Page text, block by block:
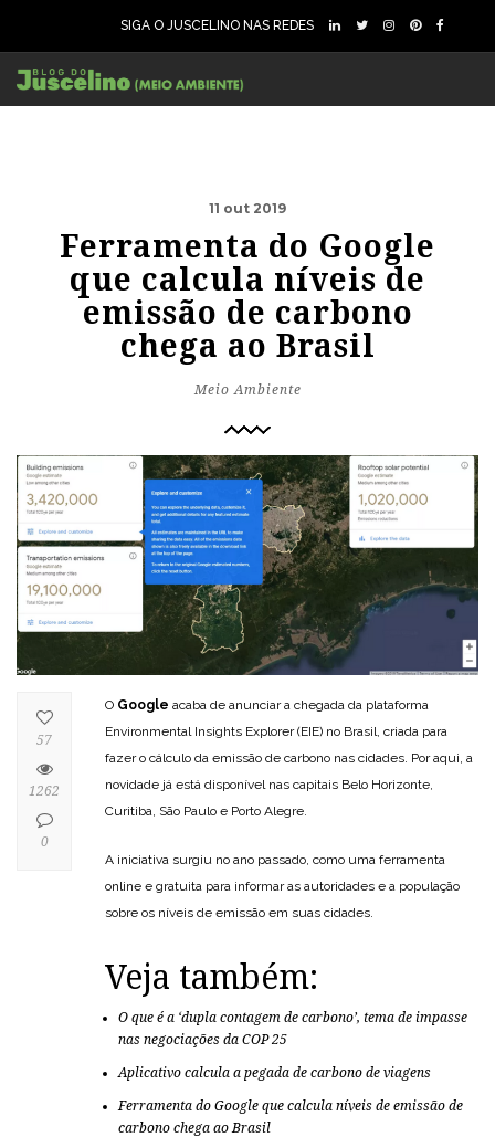
SIGA O JUSCELINO NAS REDES
11 out 2019
Ferramenta do Google
que calcula níveis de
emissão de carbono
chega ao Brasil
Meio Ambiente
O Google acaba de anunciar a chegada da plataforma
Environmental Insights Explorer (EIE) no Brasil, criada para
fazer o cálculo da emissão de carbono nas cidades. Por aqui, a
novidade já está disponível nas capitais Belo Horizonte,
Curitiba, São Paulo e Porto Alegre.
A iniciativa surgiu no ano passado, como uma ferramenta
online e gratuita para informar as autoridades e a população
sobre os níveis de emissão em suas cidades.
Veja também:
O que é a ‘dupla contagem de carbono’, tema de impasse
nas negociações da COP 25
Aplicativo calcula a pegada de carbono de viagens
Ferramenta do Google que calcula níveis de emissão de
carbono chega ao Brasil
57
1262
0